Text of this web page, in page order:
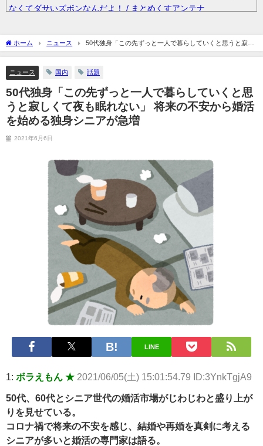
なくてダサいズボンなんだよ！ / まとめくすアンテナ
【画像】「HUNTER×HUNTER」のベンジャミン王子、強化系最
強説ｗｗｗｗ / まとめくすアンテナ
36歳の彼女と結婚したいのに、家族が猛反対。家族から信じられ
ない言葉が飛び出した… 他 / 2chnaviヘッドライン
クーラーボックス積んで出発→途中で買い足し…50代公務員の“ド
【画像】長濱ねる(27歳)の乳がヤバイと話題にｗｗｗｗ1700万バ
ズｗｗｗｗｗｗｗｗｗｗ 他 / 2chnaviヘッドライン
【画像】人気Vチューバーさん、とんでもない姿を披露ｗｗｗｗｗ
ｗｗｗｗｗ 他 / 2chnaviヘッドライン
【悲報】2050年の日本、独身ボッチ祭りが現実になるとかｗｗｗ
ｗ 他 / 2chnaviヘッドライン
Powered by livedoor 相互RSS
ホーム ニュース
50代独身「この先ずっと一人で暮らしていくと思うと寂し
くて夜も眠れない」 将来の不安から婚活を始める独身シニアが急増
ニュース 国内 話題
50代独身「この先ずっと一人で暮らしていくと思
うと寂しくて夜も眠れない」 将来の不安から婚活
を始める独身シニアが急増
2021年6月6日
LINE
1: ボラえもん ★ 2021/06/05(土) 15:01:54.79 ID:3YnkTgjA9
50代、60代とシニア世代の婚活市場がじわじわと盛り上が
りを見せている。
コロナ禍で将来の不安を感じ、結婚や再婚を真剣に考える
シニアが多いと婚活の専門家は語る。